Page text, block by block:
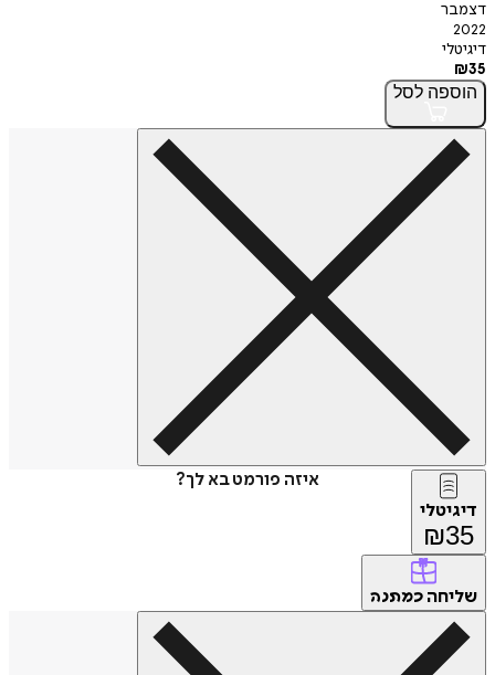
דצמבר
2022
דיגיטלי
₪35
הוספה לסל
איזה פורמט בא לך?
דיגיטלי
₪35
שליחה כמתנה